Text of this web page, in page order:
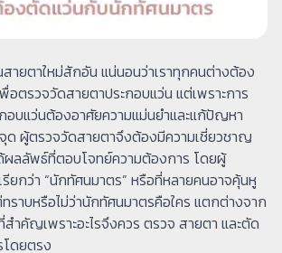
ายตาใหม่สักอัน แน่นอนว่าเราทุกคนต่างต้อง
อตรวจวัดสายตาประกอบแว่น แต่เพราะการ
อบแว่นต้องอาศัยความแม่นยำและแก้ปัญหา
ด ผู้ตรวจวัดสายตาจึงต้องมีความเชี่ยวชาญ
ผลลัพธ์ที่ตอบโจทย์ความต้องการ โดยผู้
ยกว่า “นักทัศนมาตร” หรือที่หลายคนอาจคุ้นหู
ราบหรือไม่ว่านักทัศนมาตรคือใคร แตกต่างจาก
ำคัญเพราะอะไรจึงควร ตรวจ สายตา และตัด
ดยตรง